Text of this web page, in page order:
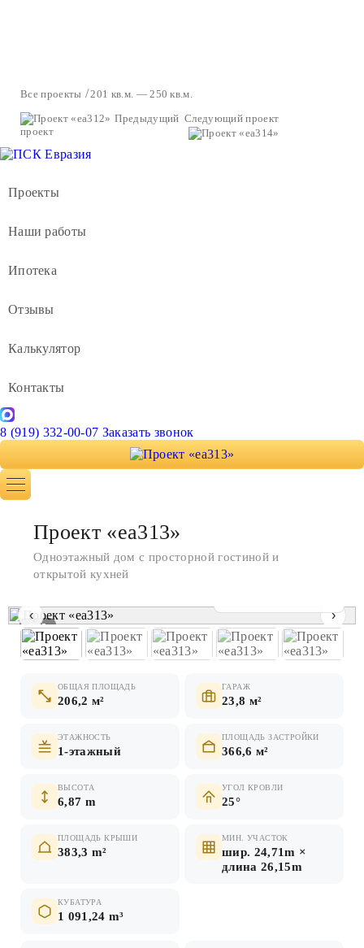
Все проекты
201 кв.м. — 250 кв.м.
Предыдущий
проект
Следующий проект
Проекты
Наши работы
Ипотека
Отзывы
Калькулятор
Контакты
8 (919) 332-00-07 Заказать звонок
1 / 5
‹ ›
ОБЩАЯ ПЛОЩАДЬ
206,2 м²
ГАРАЖ
23,8 м²
ЭТАЖНОСТЬ
1-этажный
ПЛОЩАДЬ ЗАСТРОЙКИ
366,6 м²
ВЫСОТА
6,87 m
УГОЛ КРОВЛИ
25°
ПЛОЩАДЬ КРЫШИ
383,3 m²
МИН. УЧАСТОК
шир. 24,71m ×
длина 26,15m
КУБАТУРА
1 091,24 m³
Проект «ea313»
Одноэтажный дом с просторной гостиной и
открытой кухней